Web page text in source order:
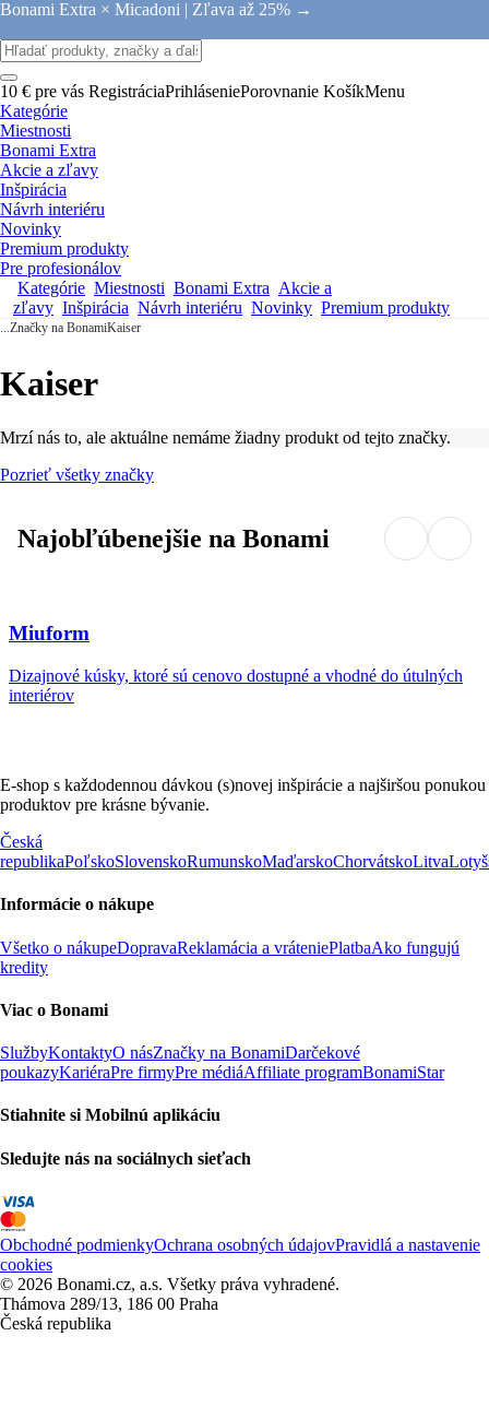
Bonami Extra × Micadoni | Zľava až 25% →
10 € pre vás RegistráciaPrihláseniePorovnanie KošíkMenu
Kategórie
Miestnosti
Bonami Extra
Akcie a zľavy
Inšpirácia
Návrh interiéru
Novinky
Premium produkty
Pre profesionálov
Kategórie Miestnosti Bonami Extra Akcie a
zľavy Inšpirácia Návrh interiéru Novinky Premium produkty
...Značky na BonamiKaiser
Kaiser
Mrzí nás to, ale aktuálne nemáme žiadny produkt od tejto značky.
Pozrieť všetky značky
Najobľúbenejšie na Bonami
Miuform
Dizajnové kúsky, ktoré sú cenovo dostupné a vhodné do útulných
interiérov
E-shop s každodennou dávkou (s)novej inšpirácie a najširšou ponukou
produktov pre krásne bývanie.
Česká
republikaPoľskoSlovenskoRumunskoMaďarskoChorvátskoLitva
Informácie o nákupe
Všetko o nákupeDopravaReklamácia a vráteniePlatbaAko fungujú
kredity
Viac o Bonami
SlužbyKontaktyO násZnačky na BonamiDarčekové
poukazyKariéraPre firmyPre médiáAffiliate programBonamiStar
Stiahnite si Mobilnú aplikáciu
Sledujte nás na sociálnych sieťach
Obchodné podmienkyOchrana osobných údajovPravidlá a nastavenie
cookies
© 2026 Bonami.cz, a.s. Všetky práva vyhradené.
Thámova 289/13, 186 00 Praha
Česká republika